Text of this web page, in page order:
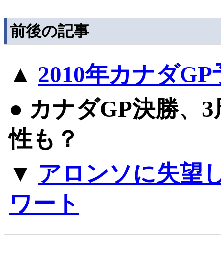
前後の記事
▲ 2010年カナダ
● カナダGP決勝、
性も？
▼ アロンソに失望
ワート